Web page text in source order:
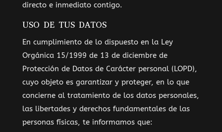
directo e inmediato contigo.
USO DE TUS DATOS
En cumplimiento de lo dispuesto en la Ley
Orgánica 15/1999 de 13 de diciembre de
Protección de Datos de Carácter personal (LOPD),
cuyo objeto es garantizar y proteger, en lo que
concierne al tratamiento de los datos personales,
las libertades y derechos fundamentales de las
personas físicas, te informamos que: